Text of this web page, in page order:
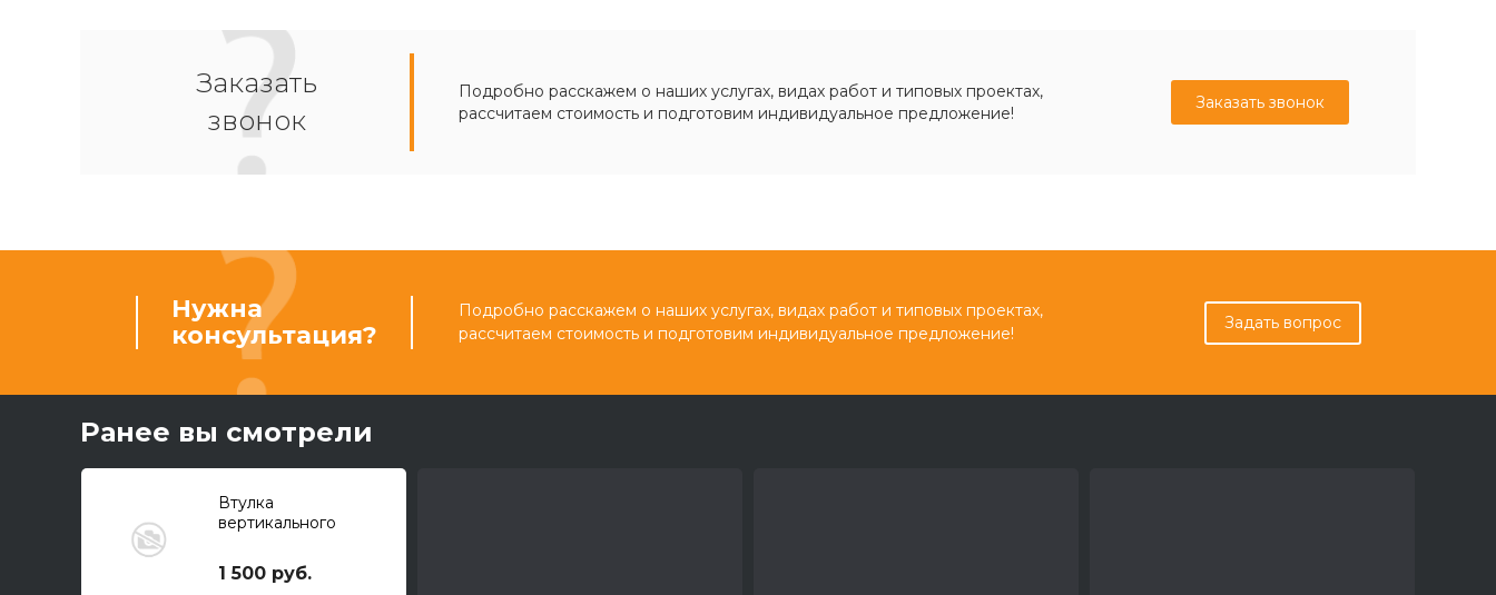
Заказать
звонок
Подробно расскажем о наших услугах, видах работ и типовых проектах,
рассчитаем стоимость и подготовим индивидуальное предложение!
Заказать звонок
Нужна
консультация?
Подробно расскажем о наших услугах, видах работ и типовых проектах,
рассчитаем стоимость и подготовим индивидуальное предложение!
Задать вопрос
Ранее вы смотрели
Втулка
вертикального
ковша CAT/ITR
1 500 руб.